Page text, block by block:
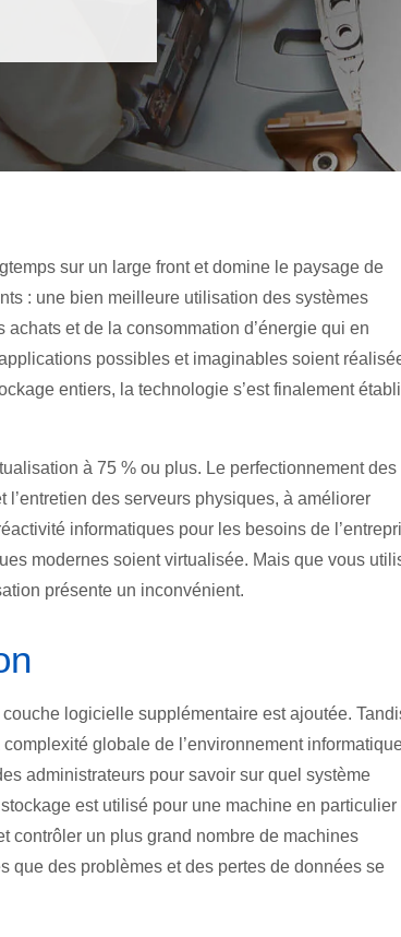
sur un large front et domine le paysage de
: une bien meilleure utilisation des systèmes
et de la consommation d’énergie qui en
possibles et imaginables soient
entiers, la technologie s’est finalement
à 75 % ou plus. Le perfectionnement des
des serveurs physiques, à améliorer
informatiques pour les besoins de
modernes soient virtualisée. Mais que vous
présente un inconvénient.
logicielle supplémentaire est ajoutée.
globale de l’environnement
administrateurs pour savoir sur quel système
est utilisé pour une machine en particulier
contrôler un plus grand nombre de machines
que des problèmes et des pertes de données se